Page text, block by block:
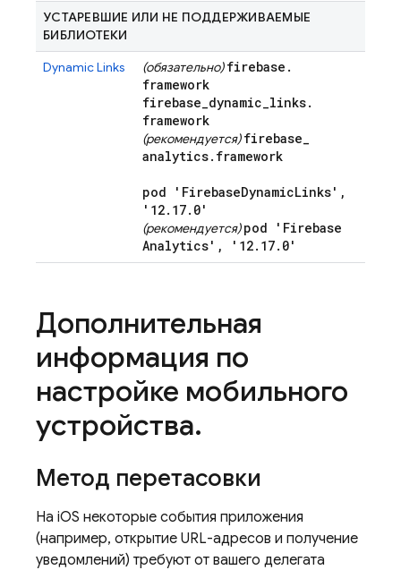
УСТАРЕВШИЕ ИЛИ НЕ ПОДДЕРЖИВАЕМЫЕ
БИБЛИОТЕКИ
Dynamic Links
(обязательно) firebase .
framework
firebase_dynamic_links.
framework
(рекомендуется) firebase_
analytics. framework
pod 'FirebaseDynamicLinks' ,
'12. 17. 0'
(рекомендуется) pod 'Firebase
Analytics' , '12. 17. 0'
Дополнительная
информация по
настройке мобильного
устройства.
Метод перетасовки
На iOS некоторые события приложения
(например, открытие URL-адресов и получение
уведомлений) требуют от вашего делегата